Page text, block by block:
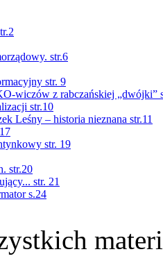
str.6
str. 9
wiczów z rabczańskiej „dwójki”
str.10
Leśny – historia nieznana str.11
str. 19
str.20
str. 21
s.24